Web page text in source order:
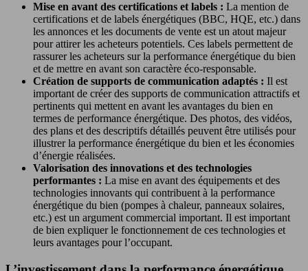
Mise en avant des certifications et labels : La mention de
certifications et de labels énergétiques (BBC, HQE, etc.) dans
les annonces et les documents de vente est un atout majeur
pour attirer les acheteurs potentiels. Ces labels permettent de
rassurer les acheteurs sur la performance énergétique du bien
et de mettre en avant son caractère éco-responsable.
Création de supports de communication adaptés : Il est
important de créer des supports de communication attractifs et
pertinents qui mettent en avant les avantages du bien en
termes de performance énergétique. Des photos, des vidéos,
des plans et des descriptifs détaillés peuvent être utilisés pour
illustrer la performance énergétique du bien et les économies
d’énergie réalisées.
Valorisation des innovations et des technologies
performantes : La mise en avant des équipements et des
technologies innovants qui contribuent à la performance
énergétique du bien (pompes à chaleur, panneaux solaires,
etc.) est un argument commercial important. Il est important
de bien expliquer le fonctionnement de ces technologies et
leurs avantages pour l’occupant.